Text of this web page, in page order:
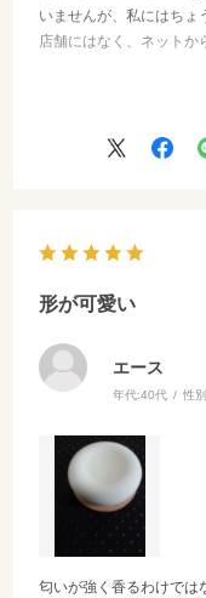
いませんが、私にはちょ
店舗にはなく、ネット
毎日、寝る前にオイルを
形が可愛い
エース
年代:40代 性
匂いが強く香るわけでは